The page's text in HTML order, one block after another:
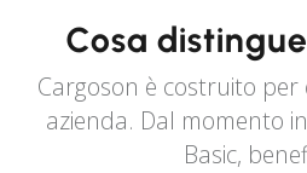
Cosa
Cargoson è costruito
azienda. Dal momento
Basic,